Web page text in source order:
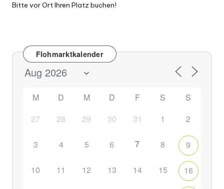
Bitte vor Ort Ihren Platz buchen!
Flohmarktkalender
M D M D F S
S
27
28 29 30 31 1 2
3 4 5 6 7 8 9
10 11 12 13 14 15 16